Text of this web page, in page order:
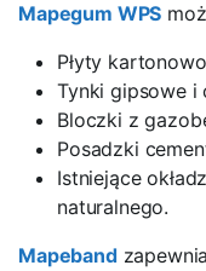
Mapegum WPS
Płyty
Tynki gipsowe i
Bloczki z
Posadzki
Istniejące
naturalnego.
Mapeband